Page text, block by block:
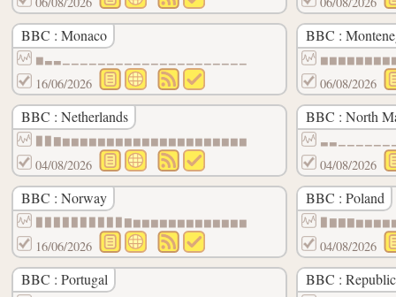
BBC : Monaco
▆▃▃▁▁▁▁▁▁▁▁▁▁▁▁▁▁▁▁▁▁▁▁▁
16/06/2026
BBC :
06/08/2026
BBC : Netherlands
▉▉▇▆▆▆▆▆▆▆▆▆▆▆▆▆▆▆▆▆▆▆▆▆
04/08/2026
BBC : North
04/08/2026
BBC : Norway
▉▉▉▉▉▉▉▉▉▉▇▆▆▆▆▆▆▆▆▆▆▆▆▆
16/06/2026
BBC : Poland
04/08/2026
BBC : Portugal BBC :